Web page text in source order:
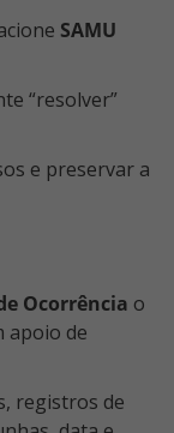
SAMU
Ocorrência o
apoio de